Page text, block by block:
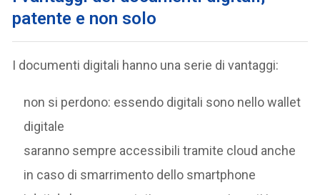
patente e non solo
I documenti digitali hanno una serie di vantaggi:
non si perdono: essendo digitali sono nello wallet
digitale
saranno sempre accessibili tramite cloud anche
in caso di smarrimento dello smartphone